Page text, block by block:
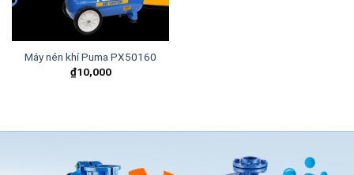
Máy nén khí Puma PX50160
₫10,000